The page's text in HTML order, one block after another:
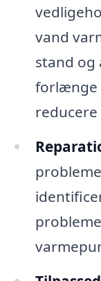
vand
stand og
forlænge